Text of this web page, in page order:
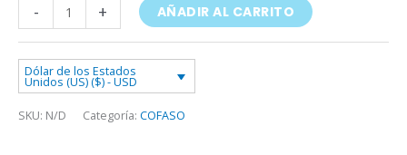
- + AÑADIR AL CARRITO
Dólar de los Estados
Unidos (US) ($) - USD
SKU: N/D Categoría: COFASO